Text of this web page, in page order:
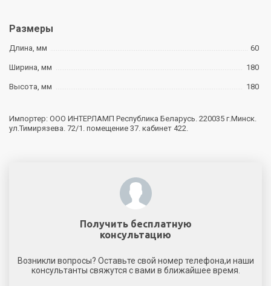
Размеры
Длина, мм 60
Ширина, мм 180
Высота, мм 180
Импортер: ООО ИНТЕРЛАМП Республика Беларусь. 220035 г.Минск.
ул.Тимирязева. 72/1. помещение 37. кабинет 422.
Получить бесплатную
консультацию
Возникли вопросы? Оставьте свой номер телефона,и наши
консультанты свяжутся с вами в ближайшее время.